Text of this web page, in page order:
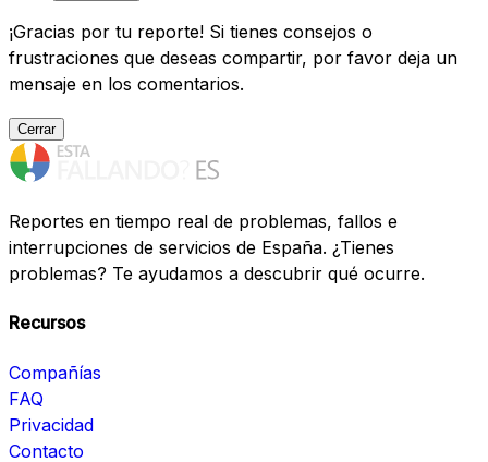
¡Gracias por tu reporte! Si tienes consejos o
frustraciones que deseas compartir, por favor deja un
mensaje en los comentarios.
Cerrar
Reportes en tiempo real de problemas, fallos e
interrupciones de servicios de España. ¿Tienes
problemas? Te ayudamos a descubrir qué ocurre.
Recursos
Compañías
FAQ
Privacidad
Contacto